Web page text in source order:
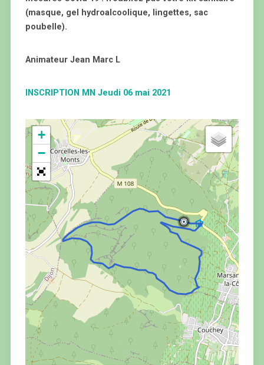
(masque, gel hydroalcoolique, lingettes, sac
poubelle).
Animateur Jean Marc L
INSCRIPTION MN Jeudi 06 mai 2021
+
−